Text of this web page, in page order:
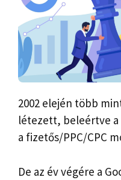
2002 elején több
létezett, beleértve
a fizetős/PPC/CPC
De az év végére a